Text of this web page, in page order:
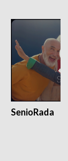
SenioRada